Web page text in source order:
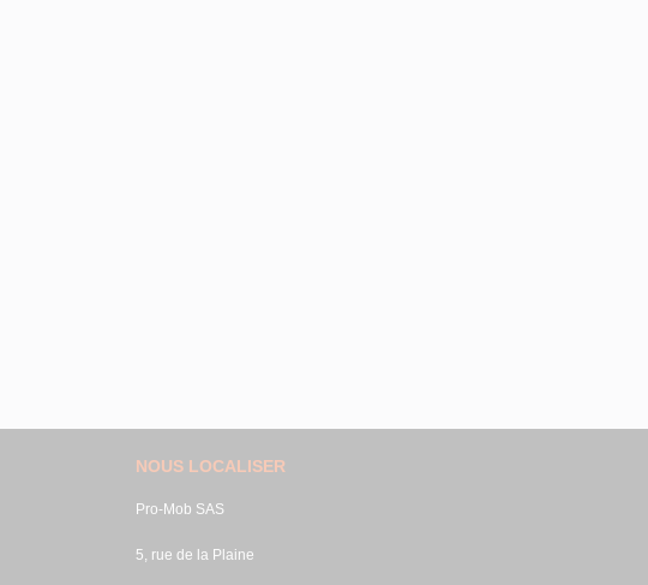
NOUS LOCALISER
Pro-Mob SAS
5, rue de la Plaine